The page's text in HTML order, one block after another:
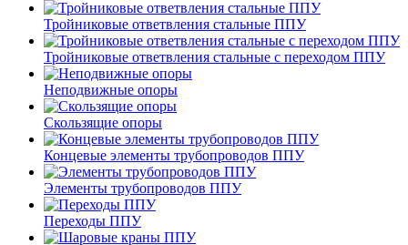
Тройниковые ответвления стальные ППУ
Тройниковые ответвления стальные с переходом ППУ
Неподвижные опоры
Скользящие опоры
Концевые элементы трубопроводов ППУ
Элементы трубопроводов ППУ
Переходы ППУ